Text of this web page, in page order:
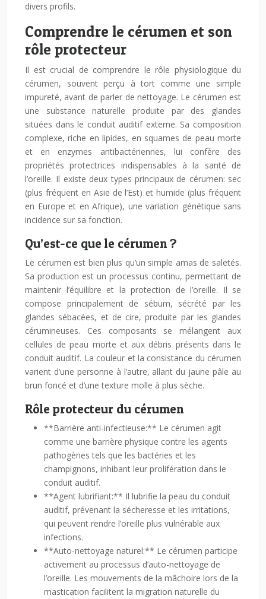
divers profils.
Comprendre le cérumen et son
rôle protecteur
Il est crucial de comprendre le rôle physiologique du
cérumen, souvent perçu à tort comme une simple
impureté, avant de parler de nettoyage. Le cérumen est
une substance naturelle produite par des glandes
situées dans le conduit auditif externe. Sa composition
complexe, riche en lipides, en squames de peau morte
et en enzymes antibactériennes, lui confère des
propriétés protectrices indispensables à la santé de
l’oreille. Il existe deux types principaux de cérumen: sec
(plus fréquent en Asie de l’Est) et humide (plus fréquent
en Europe et en Afrique), une variation génétique sans
incidence sur sa fonction.
Qu’est-ce que le cérumen ?
Le cérumen est bien plus qu’un simple amas de saletés.
Sa production est un processus continu, permettant de
maintenir l’équilibre et la protection de l’oreille. Il se
compose principalement de sébum, sécrété par les
glandes sébacées, et de cire, produite par les glandes
cérumineuses. Ces composants se mélangent aux
cellules de peau morte et aux débris présents dans le
conduit auditif. La couleur et la consistance du cérumen
varient d’une personne à l’autre, allant du jaune pâle au
brun foncé et d’une texture molle à plus sèche.
Rôle protecteur du cérumen
**Barrière anti-infectieuse:** Le cérumen agit
comme une barrière physique contre les agents
pathogènes tels que les bactéries et les
champignons, inhibant leur prolifération dans le
conduit auditif.
**Agent lubrifiant:** Il lubrifie la peau du conduit
auditif, prévenant la sécheresse et les irritations,
qui peuvent rendre l’oreille plus vulnérable aux
infections.
**Auto-nettoyage naturel:** Le cérumen participe
activement au processus d’auto-nettoyage de
l’oreille. Les mouvements de la mâchoire lors de la
mastication facilitent la migration naturelle du